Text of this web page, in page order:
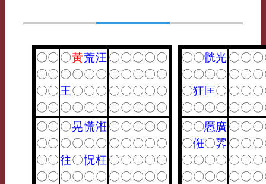
〇〇〇黃荒汪 〇〇〇〇〇
〇〇〇〇〇〇 〇〇〇〇〇
〇〇王〇〇〇 〇〇〇〇〇
〇〇〇〇〇〇 〇〇〇〇〇
〇〇〇晃慌㳹 〇〇〇〇〇
〇〇〇〇〇〇 〇〇〇〇〇
〇〇往〇怳枉 〇〇〇〇〇
〇〇〇〇〇〇 〇〇〇〇〇
〇〇䯑光 〇〇〇
〇〇〇〇 〇〇〇
〇狂 匡〇 〇〇〇
〇〇〇〇 〇〇〇
〇〇懬廣 〇〇〇
〇俇〇臩 〇〇〇
〇〇〇〇 〇〇〇
〇〇〇〇 〇〇〇